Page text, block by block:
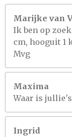
Marijke van
Ik ben op
cm, hooguit 1
Mvg
Maxima
Waar is jullie's
Ingrid